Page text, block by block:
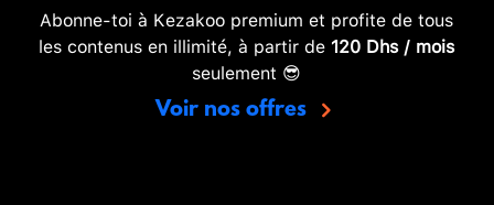
Abonne-toi à Kezakoo premium et profite de tous
les contenus en illimité, à partir de 120 Dhs / mois
seulement 😎
Voir nos offres